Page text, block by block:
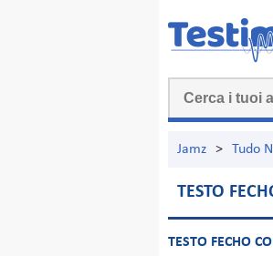
Jamz > Tudo
TESTO
TESTO FECHO